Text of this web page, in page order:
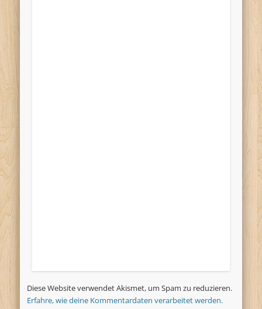
Diese Website verwendet Akismet, um Spam zu reduzieren.
Erfahre, wie deine Kommentardaten verarbeitet werden.